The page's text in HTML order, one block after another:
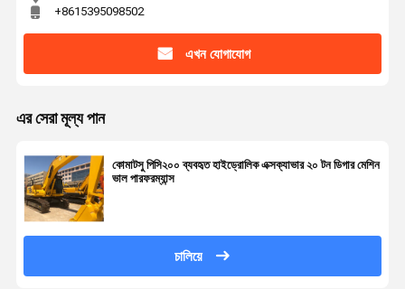
+8615395098502
এখন যোগাযোগ
এর সেরা মূল্য পান
কোমাটসু পিসি২০০ ব্যবহৃত হাইড্রোলিক এক্সক্যাভার ২০ টন ডিগার মেশিন
ভাল পারফরম্যান্স
চালিয়ে